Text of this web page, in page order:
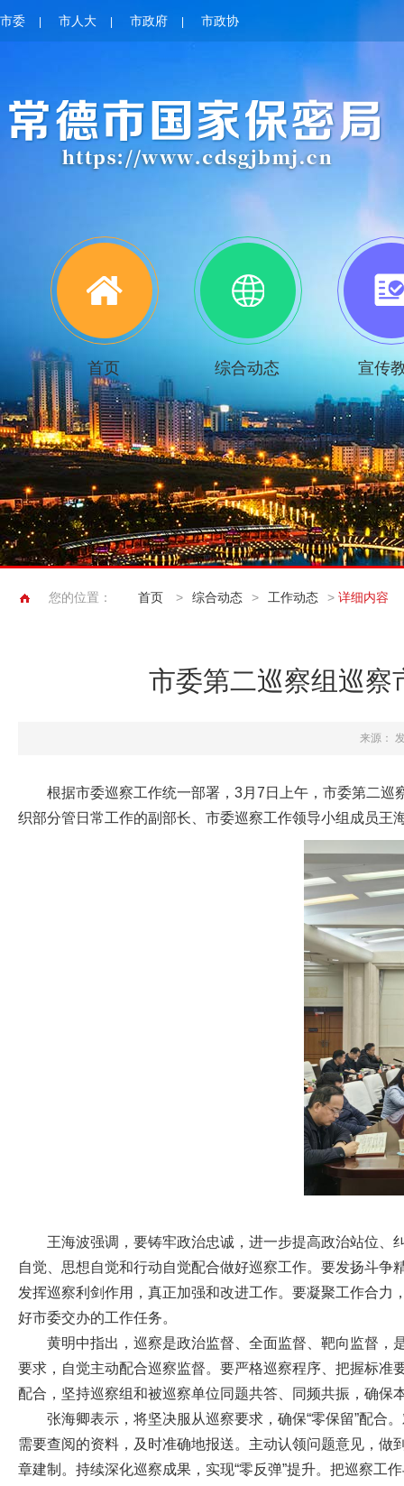
市委 市人大 市政府 市政协
首页 综合动态 宣传
您的位置： 首页 > 综合动态 > 工作动态 > 详细内容
市委第二巡察组巡察
来源：
根据市委巡察工作统一部署，3月7日上午，市委第二
织部分管日常工作的副部长、市委巡察工作领导小组成员
王海波强调，要铸牢政治忠诚，进一步提高政治站位
自觉、思想自觉和行动自觉配合做好巡察工作。要发扬斗
发挥巡察利剑作用，真正加强和改进工作。要凝聚工作合
好市委交办的工作任务。
黄明中指出，巡察是政治监督、全面监督、靶向监督，
要求，自觉主动配合巡察监督。要严格巡察程序、把握标
配合，坚持巡察组和被巡察单位同题共答、同频共振，确保
张海卿表示，将坚决服从巡察要求，确保“零保留”配合
需要查阅的资料，及时准确地报送。主动认领问题意见，做
章建制。持续深化巡察成果，实现“零反弹”提升。把巡察工